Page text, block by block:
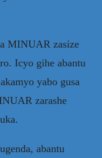
MINUAR zasize
Icyo gihe abantu
yabo gusa
zarashe
abantu